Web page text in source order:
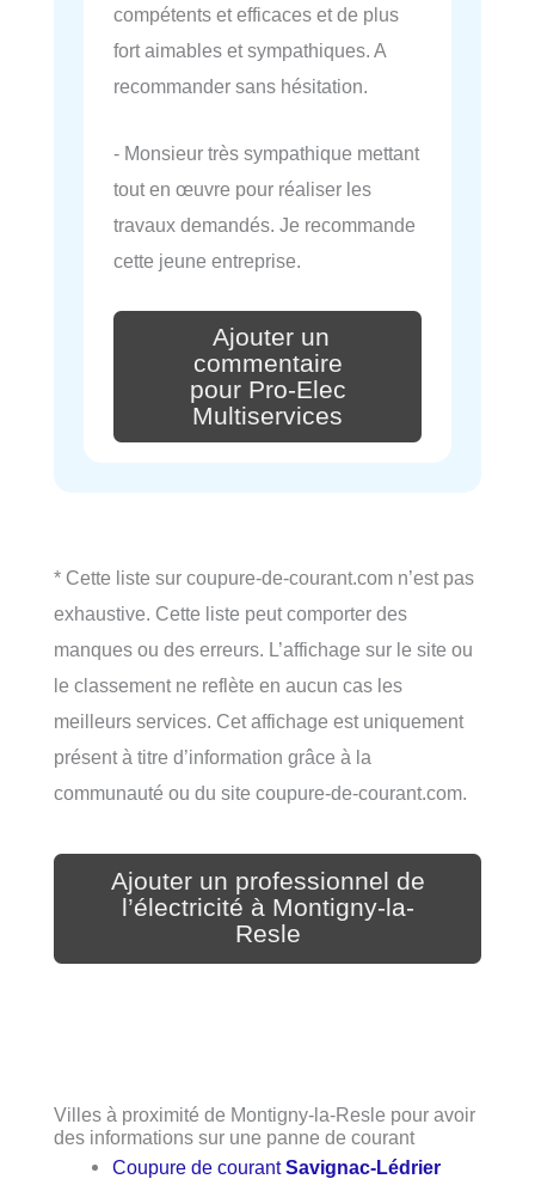
compétents et efficaces et de plus
fort aimables et sympathiques. A
recommander sans hésitation.
- Monsieur très sympathique mettant
tout en œuvre pour réaliser les
travaux demandés. Je recommande
cette jeune entreprise.
Ajouter un
commentaire
pour Pro-Elec
Multiservices
* Cette liste sur coupure-de-courant.com n’est pas
exhaustive. Cette liste peut comporter des
manques ou des erreurs. L’affichage sur le site ou
le classement ne reflète en aucun cas les
meilleurs services. Cet affichage est uniquement
présent à titre d’information grâce à la
communauté ou du site coupure-de-courant.com.
Ajouter un professionnel de
l’électricité à Montigny-la-
Resle
Villes à proximité de Montigny-la-Resle pour avoir
des informations sur une panne de courant
Coupure de courantSavignac-Lédrier